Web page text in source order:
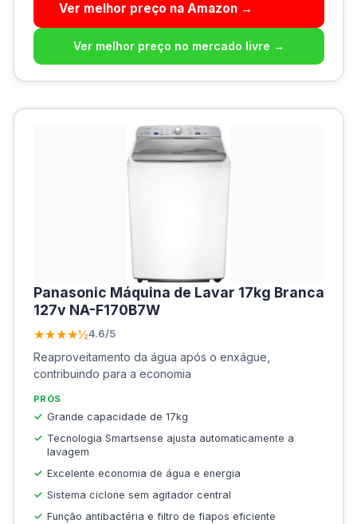
Ver melhor preço na Amazon →
Ver melhor preço no mercado livre →
Panasonic Máquina de Lavar 17kg Branca
‎127v NA-F170B7W
★★★★½4.6/5
Reaproveitamento da água após o enxágue,
contribuindo para a economia
PRÓS
Grande capacidade de 17kg
Tecnologia Smartsense ajusta automaticamente a
lavagem
Excelente economia de água e energia
Sistema ciclone sem agitador central
Função antibactéria e filtro de fiapos eficiente